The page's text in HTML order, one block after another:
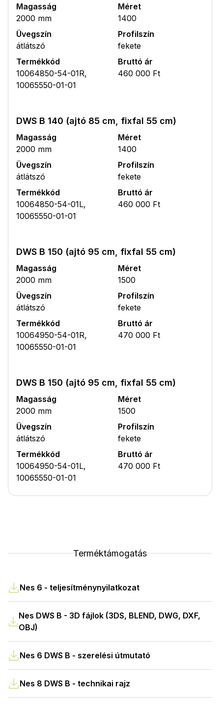
Magasság
2000 mm
Méret
1400
Üvegszín
átlátszó
Profilszín
fekete
Termékkód
10064850-54-01R,
10065550-01-01
Bruttó ár
460 000 Ft
DWS B 140 (ajtó 85 cm, fixfal 55 cm)
Magasság
2000 mm
Méret
1400
Üvegszín
átlátszó
Profilszín
fekete
Termékkód
10064850-54-01L,
10065550-01-01
Bruttó ár
460 000 Ft
DWS B 150 (ajtó 95 cm, fixfal 55 cm)
Magasság
2000 mm
Méret
1500
Üvegszín
átlátszó
Profilszín
fekete
Termékkód
10064950-54-01R,
10065550-01-01
Bruttó ár
470 000 Ft
DWS B 150 (ajtó 95 cm, fixfal 55 cm)
Magasság
2000 mm
Méret
1500
Üvegszín
átlátszó
Profilszín
fekete
Termékkód
10064950-54-01L,
10065550-01-01
Bruttó ár
470 000 Ft
Terméktámogatás
Nes 6 - teljesítménynyilatkozat
Nes DWS B - 3D fájlok (3DS, BLEND, DWG, DXF,
OBJ)
Nes 6 DWS B - szerelési útmutató
Nes 8 DWS B - technikai rajz